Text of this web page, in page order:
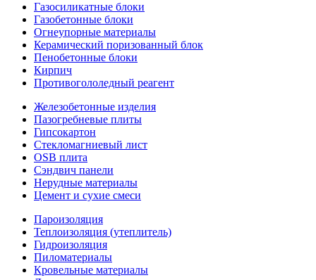
Газосиликатные блоки
Газобетонные блоки
Огнеупорные материалы
Керамический поризованный блок
Пенобетонные блоки
Кирпич
Противогололедный реагент
Железобетонные изделия
Пазогребневые плиты
Гипсокартон
Стекломагниевый лист
OSB плита
Сэндвич панели
Нерудные материалы
Цемент и сухие смеси
Пароизоляция
Теплоизоляция (утеплитель)
Гидроизоляция
Пиломатериалы
Кровельные материалы